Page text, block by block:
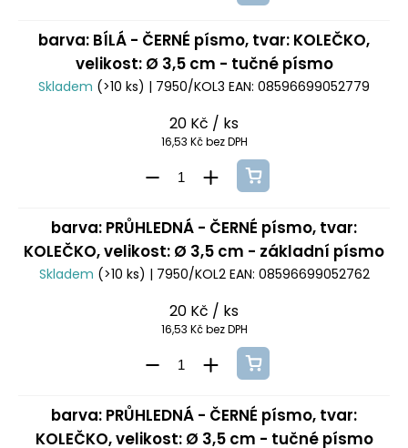
barva: BÍLÁ - ČERNÉ písmo, tvar: KOLEČKO,
velikost: Ø 3,5 cm - tučné písmo
Skladem (>10 ks) | 7950/KOL3 EAN: 08596699052779
20 Kč / ks
16,53 Kč bez DPH
barva: PRŮHLEDNÁ - ČERNÉ písmo, tvar:
KOLEČKO, velikost: Ø 3,5 cm - základní písmo
Skladem (>10 ks) | 7950/KOL2 EAN: 08596699052762
20 Kč / ks
16,53 Kč bez DPH
barva: PRŮHLEDNÁ - ČERNÉ písmo, tvar:
KOLEČKO, velikost: Ø 3,5 cm - tučné písmo